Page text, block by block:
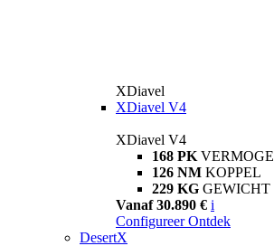
XDiavel
XDiavel V4
XDiavel V4
168 PK
126 NM KOPPEL
229 KG GEWICHT
Vanaf 30.890 € i
Configureer Ontdek
DesertX